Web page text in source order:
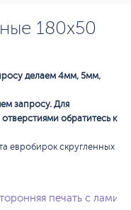
180х50
делаем 4мм, 5мм,
запросу. Для
обратитесь к
евробирок скругленных
печать с